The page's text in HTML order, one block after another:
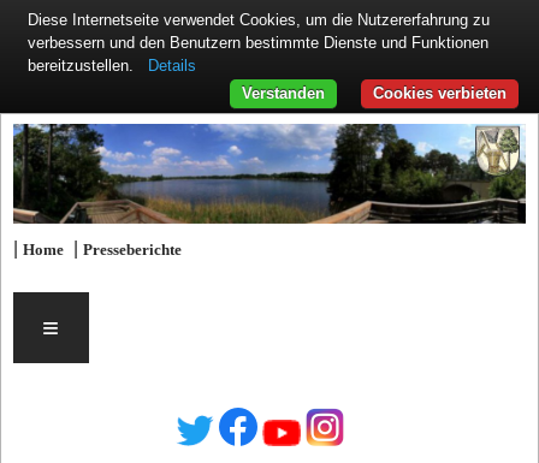
|Home |Presseberichte
≡
Diese Internetseite verwendet Cookies, um die Nutzererfahrung zu
verbessern und den Benutzern bestimmte Dienste und Funktionen
bereitzustellen.
Details
Cookies verbieten
Verstanden